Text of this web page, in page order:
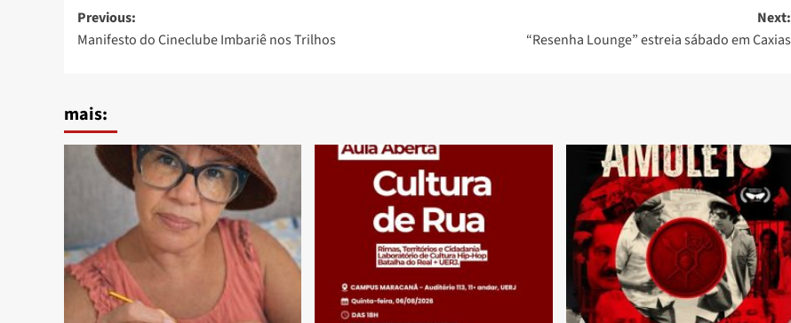
Post
navigation
Previous:
Manifesto do Cineclube Imbariê nos Trilhos
Next:
“Resenha Lounge” estreia sábado em Caxias
mais: